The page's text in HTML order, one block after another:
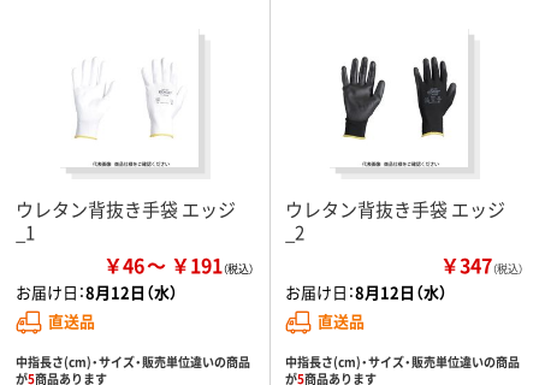
ウレタン背抜き手袋 エッジ
_1
￥46 ￥191
お届け日：8月12日（水）
直送品
中指長さ(cm)・サイズ・販売単位違いの商品
が5商品あります
ウレタン背抜き手袋 エッジ
_2
￥347（税込）
お届け日：8月12日（水）
直送品
中指長さ(cm)・サイズ・販売単位違いの商品
が5商品あります